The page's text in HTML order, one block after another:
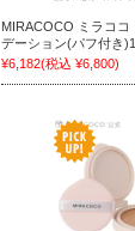
MIRACOCO ミラココ
デーション(パフ付き
¥6,182(税込 ¥6,800)